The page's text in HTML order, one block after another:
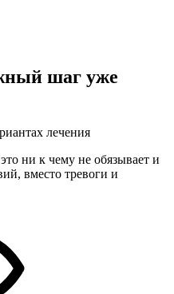
шаг уже
лечения
ни к чему не обязывает и
вместо тревоги и